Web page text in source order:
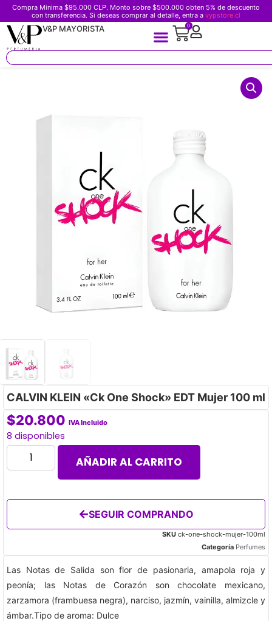
Compra Minima $95.000 CLP. Monto sobre $500.000 obten 5% de descuento
con transferencia. Si deseas comprar al detalle, entra a vypstore.cl
V&P MAYORISTA 0
CALVIN KLEIN «Ck One Shock» EDT Mujer 100 ml
$20.800 IVA Incluido
8 disponibles
AÑADIR AL CARRITO
SEGUIR COMPRANDO
SKU ck-one-shock-mujer-100ml
Categoría Perfumes
Las Notas de Salida son flor de pasionaria, amapola roja y
peonía; las Notas de Corazón son chocolate mexicano,
zarzamora (frambuesa negra), narciso, jazmín, vainilla, almizcle y
ámbar.Tipo de aroma: Dulce